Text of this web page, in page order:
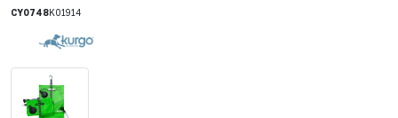
CY0748K01914